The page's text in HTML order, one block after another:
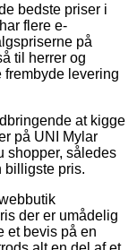
bedste priser i
flere e-
på
til herrer og
frembyde levering
at kigge
på UNI Mylar
shopper, således
billigste pris.
der er umådelig
et bevis på en